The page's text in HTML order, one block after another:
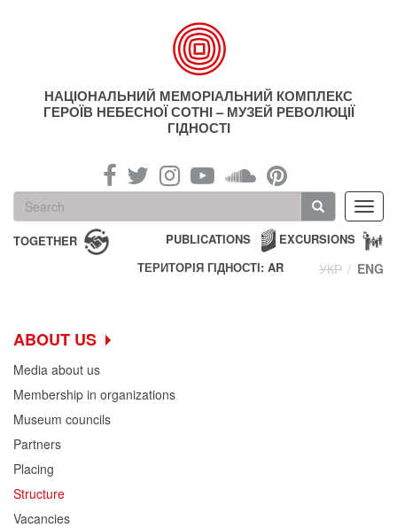
НАЦІОНАЛЬНИЙ МЕМОРІАЛЬНИЙ КОМПЛЕКС
ГЕРОЇВ НЕБЕСНОЇ СОТНІ – МУЗЕЙ РЕВОЛЮЦІЇ
ГІДНОСТІ
Search
form
Search
TOGETHER EXCURSIONS
PUBLICATIONS
ТЕРИТОРІЯ ГІДНОСТІ: AR
УКР ENG
ABOUT US
Media about us
Membership in organizations
Museum councils
Partners
Placing
Structure
Vacancies